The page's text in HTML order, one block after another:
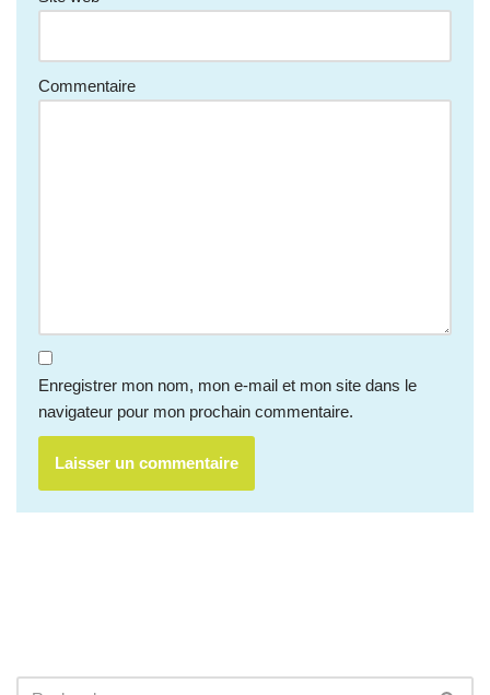
Commentaire
Enregistrer mon nom, mon e-mail et mon site dans le
navigateur pour mon prochain commentaire.